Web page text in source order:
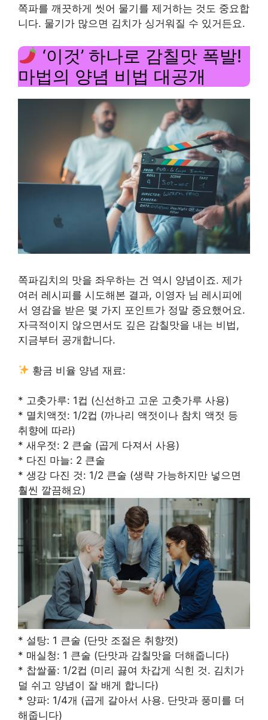
쪽파를 깨끗하게 씻어 물기를 제거하는 것도 중요합
니다. 물기가 많으면 김치가 싱거워질 수 있거든요.
‘이것’ 하나로 감칠맛 폭발!
마법의 양념 비법 대공개
쪽파김치의 맛을 좌우하는 건 역시 양념이죠. 제가
여러 레시피를 시도해본 결과, 이영자 님 레시피에
서 영감을 받은 몇 가지 포인트가 정말 중요했어요.
자극적이지 않으면서도 깊은 감칠맛을 내는 비법,
지금부터 공개합니다.
황금 비율 양념 재료:
* 고춧가루: 1컵 (신선하고 고운 고춧가루 사용)
* 멸치액젓: 1/2컵 (까나리 액젓이나 참치 액젓 등
취향에 따라)
* 새우젓: 2 큰술 (곱게 다져서 사용)
* 다진 마늘: 2 큰술
* 생강 다진 것: 1/2 큰술 (생략 가능하지만 넣으면
훨씬 깔끔해요)
* 설탕: 1 큰술 (단맛 조절은 취향껏)
* 매실청: 1 큰술 (단맛과 감칠맛을 더해줍니다)
* 찹쌀풀: 1/2컵 (미리 끓여 차갑게 식힌 것. 김치가
덜 쉬고 양념이 잘 배게 합니다)
* 양파: 1/4개 (곱게 갈아서 사용. 단맛과 풍미를 더
해줍니다)